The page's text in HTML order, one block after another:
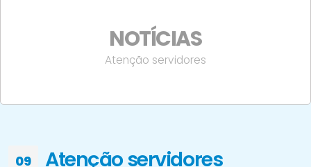
NOTÍCIAS
Atenção servidores
09 Atenção servidores